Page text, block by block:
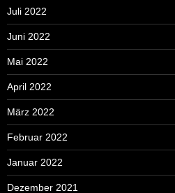
Juli 2022
Juni 2022
Mai 2022
April 2022
März 2022
Februar 2022
Januar 2022
Dezember 2021